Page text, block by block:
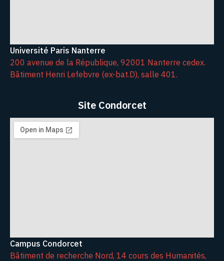
Université Paris Nanterre
200 avenue de la République, 92001 Nanterre cedex.
Bâtiment Henri Lefebvre (ex-bat.D), salle 401.
Site Condorcet
Campus Condorcet
Bâtiment de recherche Nord, 14 cours des Humanités,